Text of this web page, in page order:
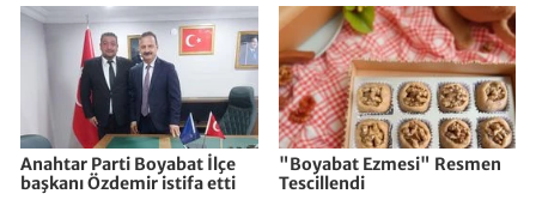
Anahtar Parti Boyabat İlçe
başkanı Özdemir istifa etti
"Boyabat Ezmesi" Resmen
Tescillendi